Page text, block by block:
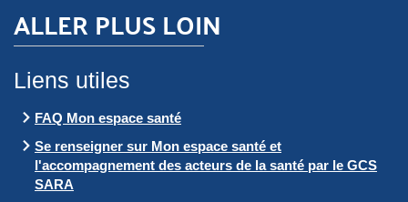
ALLER PLUS LOIN
Liens utiles
FAQ Mon espace santé
Se renseigner sur Mon espace santé et
l'accompagnement des acteurs de la santé par le GCS
SARA